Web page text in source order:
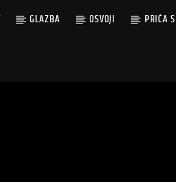
GLAZBA OSVOJI PRIČA